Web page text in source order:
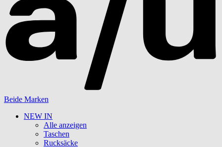
Beide Marken
NEW IN
Alle anzeigen
Taschen
Rucksäcke